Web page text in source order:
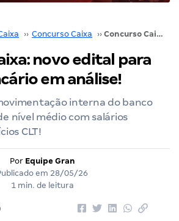
›› Concurso Caixa ›› Concurso Caixa: novo edital para Técnico Bancário em análise!
novo edital para
em análise!
interna do banco
nível médio com salários
CLT!
Por Equipe Gran
em 28/05/26
1 min. de leitura